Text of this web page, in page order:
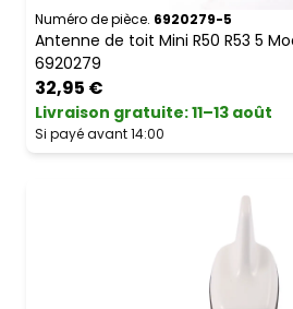
Numéro de pièce. 6920279-5
Antenne de toit Mini R50 R53 5
6920279
32,95 €
Livraison gratuite:11–13 août
Si payé avant 14:00